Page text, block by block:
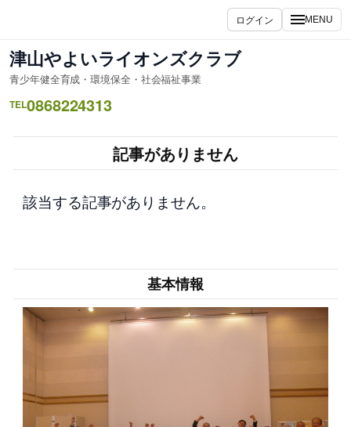
を
ス
キ
ッ
ログイン MENU
津山やよいライオンズクラブ
青少年健全育成・環境保全・社会福祉事業
TEL0868224313
記事がありません
該当する記事がありません。
基本情報